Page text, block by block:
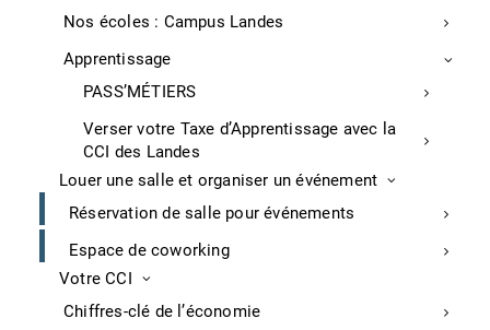
Nos écoles : Campus Landes
Apprentissage
PASS’MÉTIERS
Verser votre Taxe d’Apprentissage avec la
CCI des Landes
Louer une salle et organiser un événement
Réservation de salle pour événements
Espace de coworking
Votre CCI
Chiffres-clé de l’économie
Carte commerçant ambulant
Carte agent immobilier
Formalités internationales
Développer ses compétences
Agenda formations
Financer sa formation
Nos écoles : Campus Landes
CCI des Landes